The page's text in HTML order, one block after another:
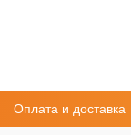
Оплата и доставка